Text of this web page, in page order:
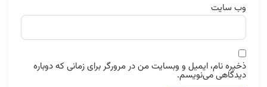
وب‌ سایت
ذخیره نام، ایمیل و وبسایت من در مرورگر برای زمانی که دوباره
دیدگاهی می‌نویسم.